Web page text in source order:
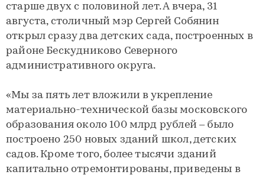
старше двух с половиной лет. А вчера, 31
августа, столичный мэр Сергей Собянин
открыл сразу два детских сада, построенных в
районе Бескудниково Северного
административного округа.
«Мы за пять лет вложили в укрепление
материально-технической базы московского
образования около 100 млрд рублей – было
построено 250 новых зданий школ, детских
садов. Кроме того, более тысячи зданий
капитально отремонтированы, приведены в